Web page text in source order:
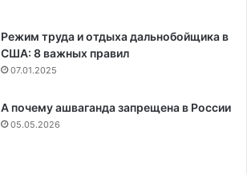
Режим труда и отдыха дальнобойщика в
США: 8 важных правил
07.01.2025
А почему ашваганда запрещена в России
05.05.2026